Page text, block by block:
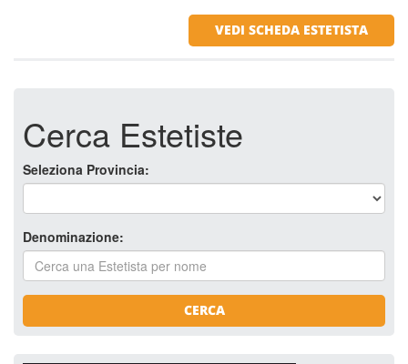
VEDI SCHEDA ESTETISTA
Cerca Estetiste
Seleziona Provincia:
Denominazione:
CERCA